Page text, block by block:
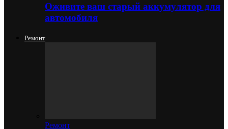
Оживите ваш старый аккумулятор для
автомобиля
Ремонт
Ремонт